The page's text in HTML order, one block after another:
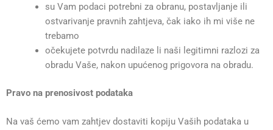
su Vam podaci potrebni za obranu, postavljanje ili
ostvarivanje pravnih zahtjeva, čak iako ih mi više ne
trebamo
očekujete potvrdu nadilaze li naši legitimni razlozi za
obradu Vaše, nakon upućenog prigovora na obradu.
Pravo na prenosivost podataka
Na vaš ćemo vam zahtjev dostaviti kopiju Vaših podataka u